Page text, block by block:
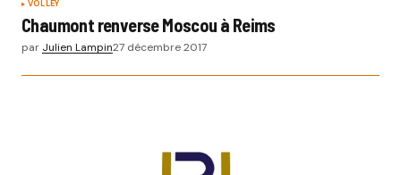
VOLLEY
Chaumont renverse Moscou à Reims
par Julien Lampin27 décembre 2017